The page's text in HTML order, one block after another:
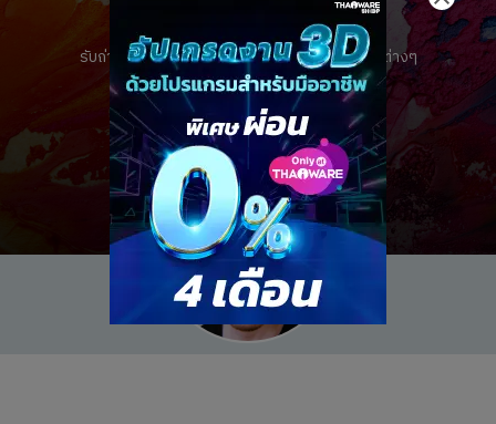
รับถ่ายภาพสินค้า อาหาร เครื่องดื่ม เพื่อใช้ในสื่อต่างๆ
0.0